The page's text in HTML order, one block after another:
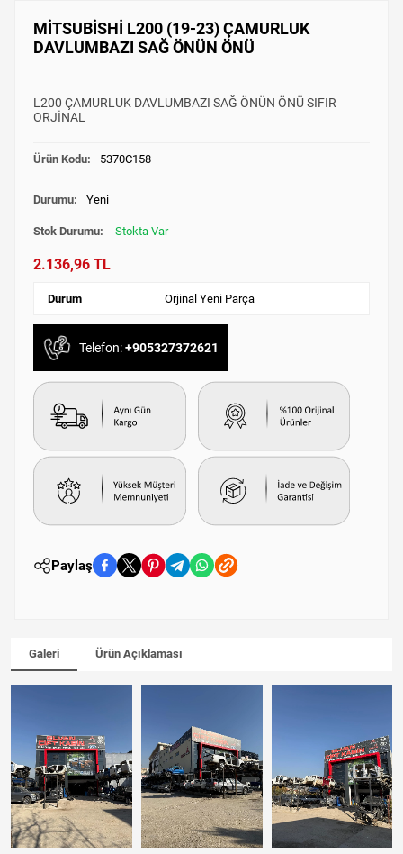
MİTSUBİSHİ L200 (19-23) ÇAMURLUK
DAVLUMBAZI SAĞ ÖNÜN ÖNÜ
L200 ÇAMURLUK DAVLUMBAZI SAĞ ÖNÜN ÖNÜ SIFIR
ORJİNAL
Ürün Kodu: 5370C158
Durumu: Yeni
Stok Durumu: Stokta Var
2.136,96 TL
Durum Orjinal Yeni Parça
Telefon:+905327372621
Paylaş
Galeri Ürün Açıklaması